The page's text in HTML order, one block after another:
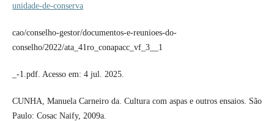
unidade-de-conserva
cao/conselho-gestor/documentos-e-reunioes-do-
conselho/2022/ata_41ro_conapacc_vf_3__1
_-1.pdf. Acesso em: 4 jul. 2025.
CUNHA, Manuela Carneiro da. Cultura com aspas e outros ensaios. São
Paulo: Cosac Naify, 2009a.